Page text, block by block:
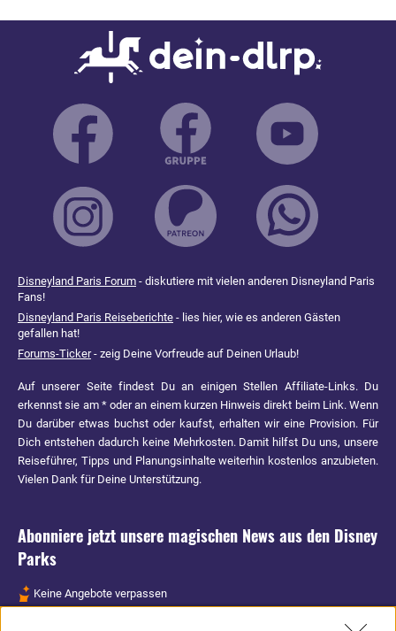
Disneyland Paris Forum - diskutiere mit vielen anderen Disneyland Paris
Fans!
Disneyland Paris Reiseberichte - lies hier, wie es anderen Gästen
gefallen hat!
Forums-Ticker- zeig Deine Vorfreude auf Deinen Urlaub!
Auf unserer Seite findest Du an einigen Stellen Affiliate-Links. Du
erkennst sie am * oder an einem kurzen Hinweis direkt beim Link. Wenn
Du darüber etwas buchst oder kaufst, erhalten wir eine Provision. Für
Dich entstehen dadurch keine Mehrkosten. Damit hilfst Du uns, unsere
Reiseführer, Tipps und Planungsinhalte weiterhin kostenlos anzubieten.
Vielen Dank für Deine Unterstützung.
Abonniere jetzt unsere magischen News aus den Disney
Parks
Keine Angebote verpassen